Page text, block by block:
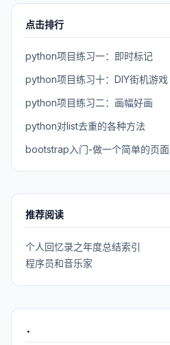
点击排行
python项目练习一：即时标记
python项目练习十：DIY街机游戏
python项目练习二：画幅好画
python对list去重的各种方法
bootstrap入门-做一个简单的页面
推荐阅读
个人回忆录之年度总结索引
程序员和音乐家
.